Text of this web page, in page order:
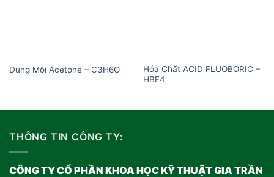
Dung Môi Acetone – C3H6O
Hóa Chất ACID FLUOBORIC –
HBF4
THÔNG TIN CÔNG TY:
CÔNG TY CỔ PHẦN KHOA HỌC KỸ THUẬT GIA TRẦN